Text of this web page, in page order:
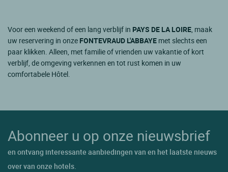
Voor een weekend of een lang verblijf in PAYS DE LA LOIRE, maak
uw reservering in onze FONTEVRAUD L'ABBAYE met slechts een
paar klikken. Alleen, met familie of vrienden uw vakantie of kort
verblijf, de omgeving verkennen en tot rust komen in uw
comfortabele Hôtel.
Abonneer u op onze nieuwsbrief
en ontvang interessante aanbiedingen van en het laatste nieuws
over van onze hotels.